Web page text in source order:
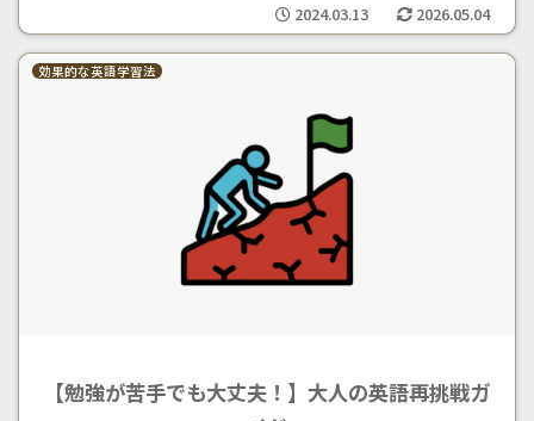
2024.03.13 2026.05.04
効果的な英語学習法
【勉強が苦手でも大丈夫！】大人の英語再挑戦ガ